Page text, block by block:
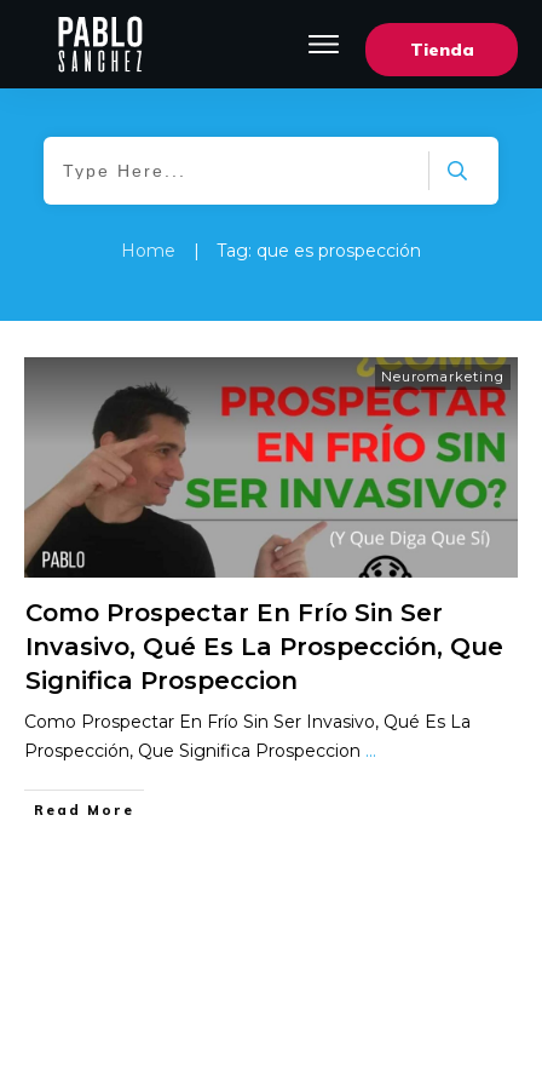
Tienda
Home Tag: que es prospección
Neuromarketing
Como Prospectar En Frío Sin Ser
Invasivo, Qué Es La Prospección, Que
Significa Prospeccion
Como Prospectar En Frío Sin Ser Invasivo, Qué Es La
Prospección, Que Significa Prospeccion ...
​Read More